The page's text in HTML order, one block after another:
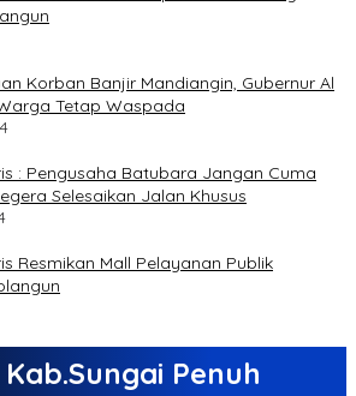
Korban Banjir Mandiangin, Gubernur Al
Tetap Waspada
: Pengusaha Batubara Jangan Cuma
Selesaikan Jalan Khusus
Resmikan Mall Pelayanan Publik
Penuh